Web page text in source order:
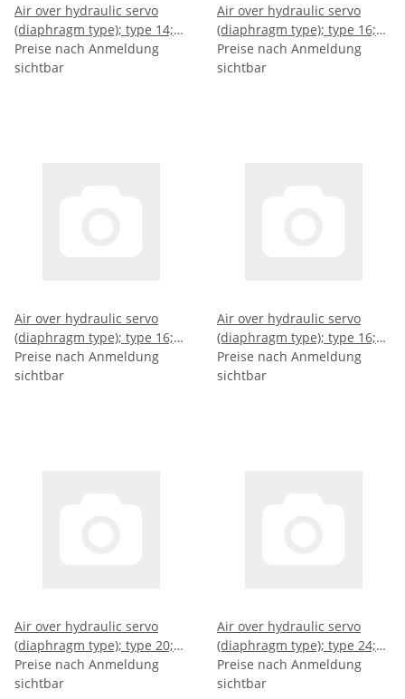
Air over hydraulic servo
(diaphragm type); type 14;
stroke (mm): 63
Preise nach Anmeldung
sichtbar
Air over hydraulic servo
(diaphragm type); type 16;
stroke (mm): 63
Preise nach Anmeldung
sichtbar
Air over hydraulic servo
(diaphragm type); type 16;
stroke (mm): 63
Preise nach Anmeldung
sichtbar
Air over hydraulic servo
(diaphragm type); type 16;
stroke (mm): 63
Preise nach Anmeldung
sichtbar
Air over hydraulic servo
(diaphragm type); type 20;
stroke (mm): 75
Preise nach Anmeldung
sichtbar
Air over hydraulic servo
(diaphragm type); type 24;
stroke (mm): 75
Preise nach Anmeldung
sichtbar